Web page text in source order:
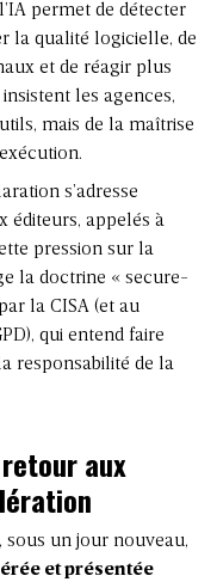
permet de détecter
la qualité logicielle, de
et de réagir plus
les agences,
mais de la maîtrise
s’adresse
éditeurs, appelés à
pression sur la
la doctrine « secure-
la CISA (et au
qui entend faire
responsabilité de la
aux
un jour nouveau,
et présentée